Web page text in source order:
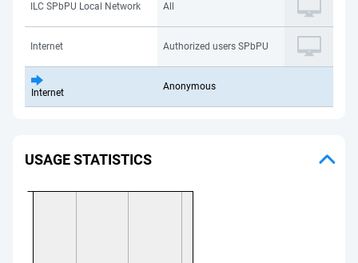
ILC SPbPU Local Network All
Internet Authorized users SPbPU
Internet
Anonymous
USAGE STATISTICS